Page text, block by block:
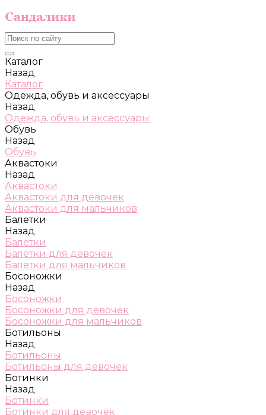
Каталог
Назад
Каталог
Одежда, обувь и аксессуары
Назад
Одежда, обувь и аксессуары
Обувь
Назад
Обувь
Аквастоки
Назад
Аквастоки
Аквастоки для девочек
Аквастоки для мальчиков
Балетки
Назад
Балетки
Балетки для девочек
Балетки для мальчиков
Босоножки
Назад
Босоножки
Босоножки для девочек
Босоножки для мальчиков
Ботильоны
Назад
Ботильоны
Ботильоны для девочек
Ботинки
Назад
Ботинки
Ботинки для девочек